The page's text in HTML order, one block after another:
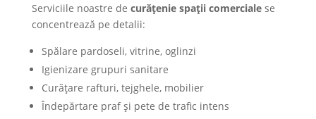
Serviciile noastre de curățenie spații comercialese
concentrează pe detalii:
Spălare pardoseli, vitrine, oglinzi
Igienizare grupuri sanitare
Curățare rafturi, tejghele, mobilier
Îndepărtare praf și pete de trafic intens